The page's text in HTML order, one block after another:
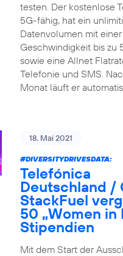
testen. Der kostenlose
5G-fähig, hat ein
Datenvolumen mit einer
Geschwindigkeit bis zu
sowie eine Allnet
Telefonie und SMS.
Monat läuft er
18. Mai 2021
#DIVERSITYDRIVESDATA:
Telefónica
Deutschland /
StackFuel
50 „Women in
Stipendien
Mit dem Start der